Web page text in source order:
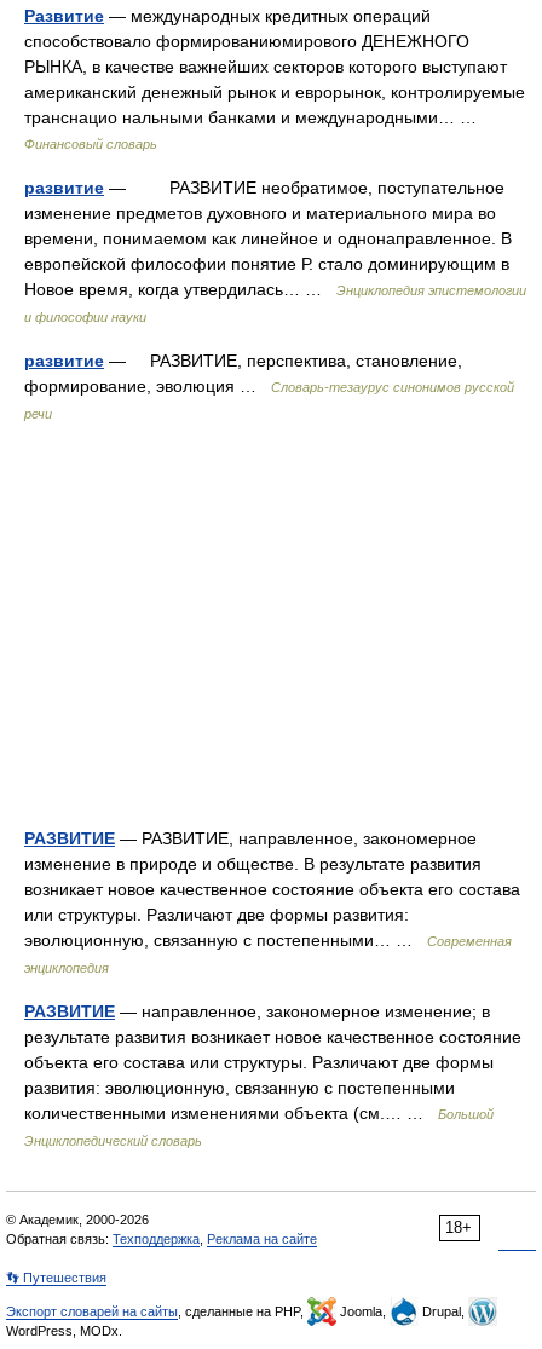
Развитие — международных кредитных операций
способствовало формированиюмирового ДЕНЕЖНОГО
РЫНКА, в качестве важнейших секторов которого выступают
американский денежный рынок и еврорынок, контролируемые
транснацио нальными банками и международными… …
Финансовый словарь
развитие — РАЗВИТИЕ необратимое, поступательное
изменение предметов духовного и материального мира во
времени, понимаемом как линейное и однонаправленное. В
европейской философии понятие Р. стало доминирующим в
Новое время, когда утвердилась… …
Энциклопедия эпистемологии
и философии науки
развитие — РАЗВИТИЕ, перспектива, становление,
формирование, эволюция …
Словарь-тезаурус синонимов русской
речи
РАЗВИТИЕ — РАЗВИТИЕ, направленное, закономерное
изменение в природе и обществе. В результате развития
возникает новое качественное состояние объекта его состава
или структуры. Различают две формы развития:
эволюционную, связанную с постепенными… …
Современная
энциклопедия
РАЗВИТИЕ — направленное, закономерное изменение; в
результате развития возникает новое качественное состояние
объекта его состава или структуры. Различают две формы
развития: эволюционную, связанную с постепенными
количественными изменениями объекта (см.… …
Большой
Энциклопедический словарь
18+
© Академик, 2000-2026
Обратная связь: Техподдержка Реклама на сайте
👣 Путешествия
Экспорт словарей на сайты , сделанные на PHP, Joomla,
Drupal,
WordPress, MODx.